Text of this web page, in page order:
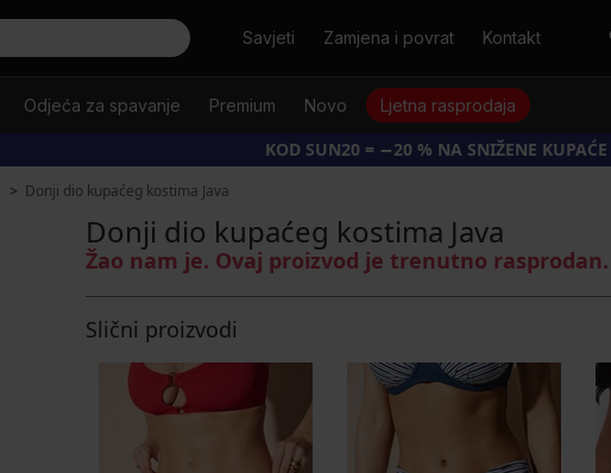
TražitiSavjeti Zamjena i povrat Kontakt
Odjeća za spavanje Premium Novo Ljetna rasprodaja
KOD SUN20 = −20 % NA SNIŽENE KUPAĆE
Donji dio kupaćeg kostima Java
Donji dio kupaćeg kostima Java
Žao nam je. Ovaj proizvod je trenutno rasprodan.
Slični proizvodi